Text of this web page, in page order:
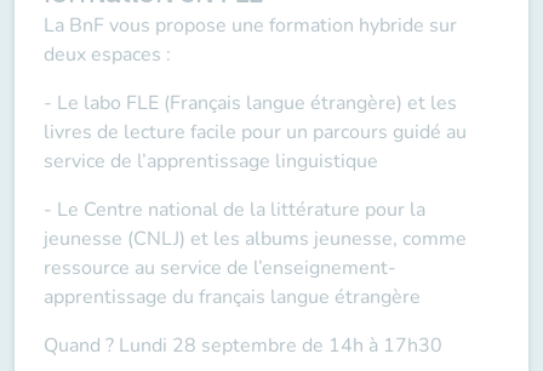
La BnF vous propose une formation hybride sur
deux espaces :
- Le labo FLE (Français langue étrangère) et les
livres de lecture facile pour un parcours guidé au
service de l’apprentissage linguistique
- Le Centre national de la littérature pour la
jeunesse (CNLJ) et les albums jeunesse, comme
ressource au service de l’enseignement-
apprentissage du français langue étrangère
Quand ? Lundi 28 septembre de 14h à 17h30